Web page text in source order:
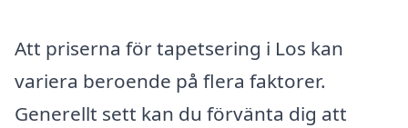
Att priserna för tapetsering i Los kan
variera beroende på flera faktorer.
Generellt sett kan du förvänta dig att